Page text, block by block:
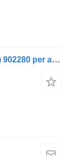
Ammortizzatore Koni DAB (01.95-12.02) 902280 per autobus Scania 4-series bus (1995-2006)